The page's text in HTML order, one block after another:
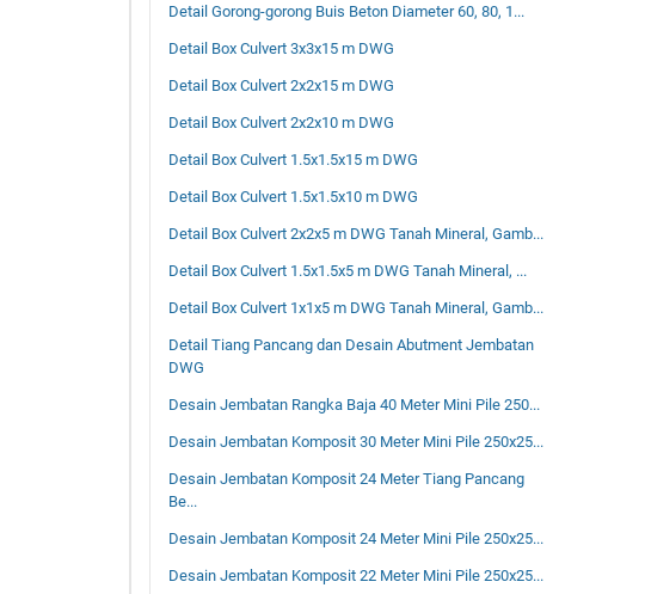
Detail Gorong-gorong Buis Beton Diameter 60, 80, 1...
Detail Box Culvert 3x3x15 m DWG
Detail Box Culvert 2x2x15 m DWG
Detail Box Culvert 2x2x10 m DWG
Detail Box Culvert 1.5x1.5x15 m DWG
Detail Box Culvert 1.5x1.5x10 m DWG
Detail Box Culvert 2x2x5 m DWG Tanah Mineral, Gamb...
Detail Box Culvert 1.5x1.5x5 m DWG Tanah Mineral, ...
Detail Box Culvert 1x1x5 m DWG Tanah Mineral, Gamb...
Detail Tiang Pancang dan Desain Abutment Jembatan
DWG
Desain Jembatan Rangka Baja 40 Meter Mini Pile 250...
Desain Jembatan Komposit 30 Meter Mini Pile 250x25...
Desain Jembatan Komposit 24 Meter Tiang Pancang
Be...
Desain Jembatan Komposit 24 Meter Mini Pile 250x25...
Desain Jembatan Komposit 22 Meter Mini Pile 250x25...